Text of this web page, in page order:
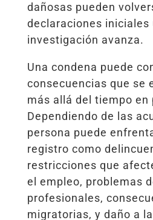
dañosas pueden
declaraciones iniciales
investigación avanza.
Una condena puede
consecuencias que se
más allá del tiempo en
Dependiendo de las
persona puede
registro como
restricciones que
el empleo, problemas
profesionales,
migratorias, y daño a